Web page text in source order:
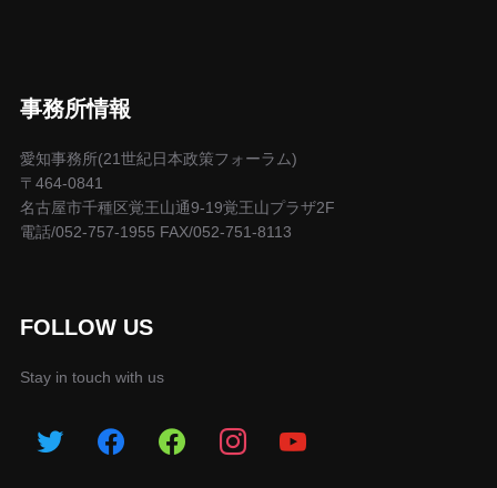
事務所情報
愛知事務所(21世紀日本政策フォーラム)
〒464-0841
名古屋市千種区覚王山通9-19覚王山プラザ2F
電話/052-757-1955 FAX/052-751-8113
FOLLOW US
Stay in touch with us